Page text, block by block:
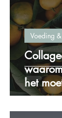
het
Voeding